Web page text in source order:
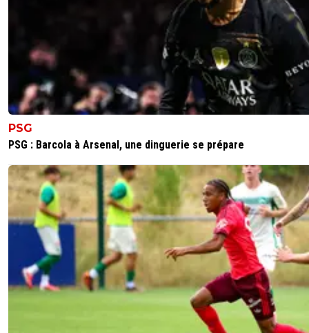
PSG
PSG : Barcola à Arsenal, une dinguerie se prépare